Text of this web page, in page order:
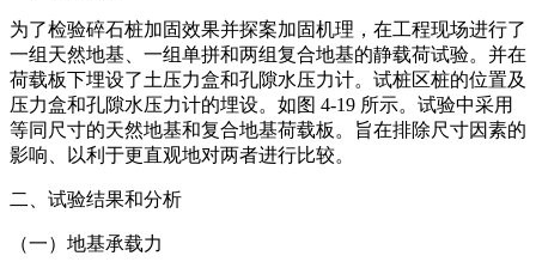
为了检验碎石桩加固效果并探案加固机理，在工程现场进行了
一组天然地基、一组单拼和两组复合地基的静载荷试验。并在
荷载板下埋设了土压力盒和孔隙水压力计。试桩区桩的位置及
压力盒和孔隙水压力计的埋设。如图 4-19 所示。试验中采用
等同尺寸的天然地基和复合地基荷载板。旨在排除尺寸因素的
影响、以利于更直观地对两者进行比较。
二、试验结果和分析
（一）地基承载力